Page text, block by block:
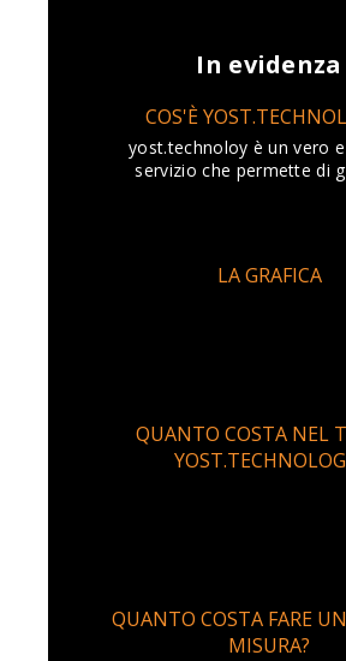
In evidenza
COS'È
yost.technoloy è un vero
servizio che permette di
LA GRAFICA
QUANTO COSTA NEL
QUANTO COSTA FARE
MISURA?